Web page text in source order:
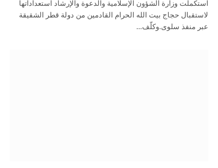
استكملت وزارة الشؤون الإسلامية والدعوة والإرشاد استعداداتها
لاستقبال حجاج بيت الله الحرام القادمين من دولة قطر الشقيقة
عبر منفذ سلوى.وكلّف…